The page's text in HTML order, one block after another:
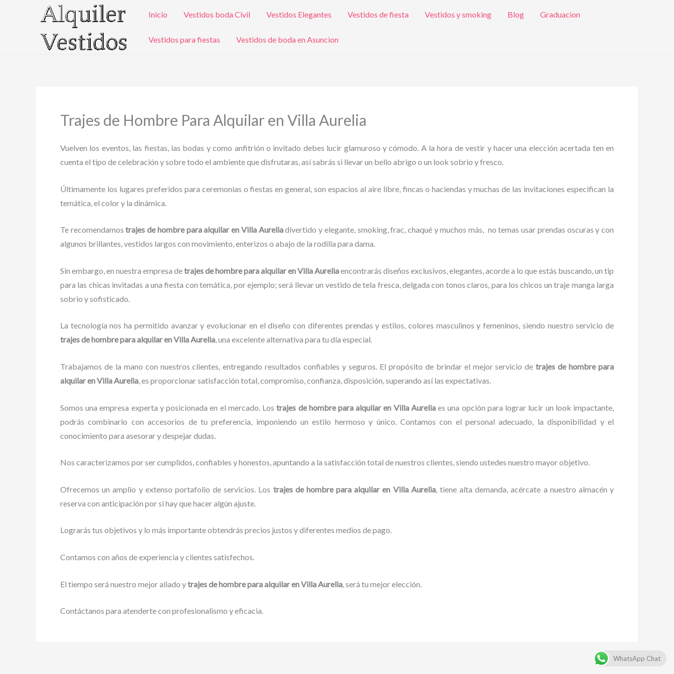
Inicio Vestidos boda Civil Vestidos Elegantes Vestidos de fiesta Vestidos y smoking Blog Graduacion
Vestidos para fiestas Vestidos de boda en Asuncion
Trajes de Hombre Para Alquilar en Villa Aurelia
Vuelven los eventos, las fiestas, las bodas y como anfitrión o invitado debes lucir glamuroso y cómodo. A la hora de vestir y hacer una elección acertada ten en
cuenta el tipo de celebración y sobre todo el ambiente que disfrutaras, así sabrás si llevar un bello abrigo o un look sobrio y fresco.
Últimamente los lugares preferidos para ceremonias o fiestas en general, son espacios al aire libre, fincas o haciendas y muchas de las invitaciones especifican la
temática, el color y la dinámica.
Te recomendamostrajes de hombre para alquilar en Villa Aureliadivertido y elegante, smoking, frac, chaqué y muchos más, no temas usar prendas oscuras y con
algunos brillantes, vestidos largos con movimiento, enterizos o abajo de la rodilla para dama.
Sin embargo, en nuestra empresa detrajes de hombre para alquilaren Villa Aureliaencontrarás diseños exclusivos, elegantes, acorde a lo que estás buscando, un tip
para las chicas invitadas a una fiesta con temática, por ejemplo; será llevar un vestido de tela fresca, delgada con tonos claros, para los chicos un traje manga larga
sobrio y sofisticado.
La tecnología nos ha permitido avanzar y evolucionar en el diseño con diferentes prendas y estilos, colores masculinos y femeninos, siendo nuestro servicio de
trajes de hombre para alquilaren Villa Aurelia, una excelente alternativa para tu día especial.
Trabajamos de la mano con nuestros clientes, entregando resultados confiables y seguros. El propósito de brindar el mejor servicio detrajes de hombre para
alquilaren Villa Aurelia, es proporcionar satisfacción total, compromiso, confianza, disposición, superando así las expectativas.
Somos una empresa experta y posicionada en el mercado. Los trajes de hombre para alquilar en Villa Aureliaes una opción para lograr lucir un look impactante,
podrás combinarlo con accesorios de tu preferencia, imponiendo un estilo hermoso y único. Contamos con el personal adecuado, la disponibilidad y el
conocimiento para asesorar y despejar dudas.
Nos caracterizamos por ser cumplidos, confiables y honestos, apuntando a la satisfacción total de nuestros clientes, siendo ustedes nuestro mayor objetivo.
Ofrecemos un amplio y extenso portafolio de servicios. Los trajes de hombre para alquilar en Villa Aurelia, tiene alta demanda, acércate a nuestro almacén y
reserva con anticipación por si hay que hacer algún ajuste.
Lograrás tus objetivos y lo más importante obtendrás precios justos y diferentes medios de pago.
Contamos con años de experiencia y clientes satisfechos.
El tiempo será nuestro mejor aliado ytrajes de hombre para alquilaren Villa Aurelia , será tu mejor elección.
Contáctanos para atenderte con profesionalismo y eficacia.
WhatsApp Chat